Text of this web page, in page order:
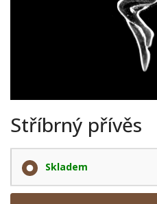
Stříbrný přívěs
Skladem